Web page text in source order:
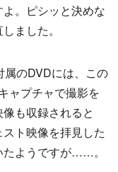
。ピシッと決めな
ました。
属のDVDには、この
ャプチャで撮影を
も収録されると
ト映像を拝見した
たようですが……。